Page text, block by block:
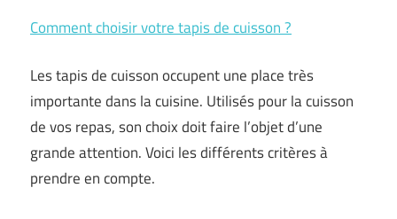
Comment choisir votre tapis de cuisson ?
Les tapis de cuisson occupent une place très
importante dans la cuisine. Utilisés pour la cuisson
de vos repas, son choix doit faire l’objet d’une
grande attention. Voici les différents critères à
prendre en compte.